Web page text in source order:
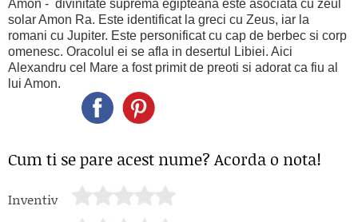
Amon - divinitate suprema egipteana este asociata cu zeul
solar Amon Ra. Este identificat la greci cu Zeus, iar la
romani cu Jupiter. Este personificat cu cap de berbec si corp
omenesc. Oracolul ei se afla in desertul Libiei. Aici
Alexandru cel Mare a fost primit de preoti si adorat ca fiu al
lui Amon.
Cum ti se pare acest nume? Acorda o nota!
Inventiv